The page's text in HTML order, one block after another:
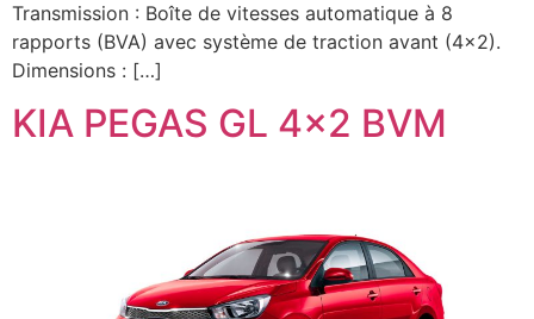
Transmission : Boîte de vitesses automatique à 8
rapports (BVA) avec système de traction avant (4×2).
Dimensions : […]
KIA PEGAS GL 4×2 BVM